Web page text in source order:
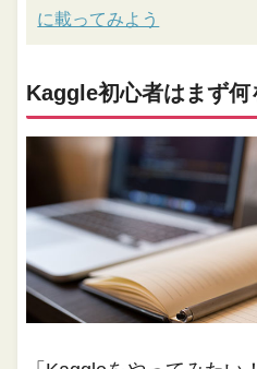
に載ってみよう
Kaggle初心者はまず何